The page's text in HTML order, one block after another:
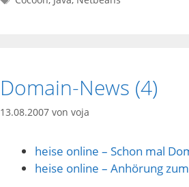
Domain-News (4)
13.08.2007 von voja
heise online – Schon mal
heise online – Anhörung